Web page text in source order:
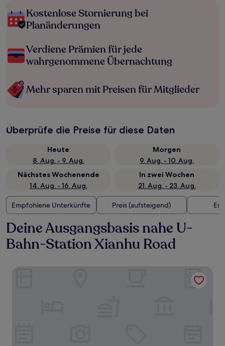
Kostenlose Stornierung bei
Planänderungen
Verdiene Prämien für jede
wahrgenommene Übernachtung
Mehr sparen mit Preisen für Mitglieder
Überprüfe die Preise für diese Daten
Heute
8. Aug. - 9. Aug.
Morgen
9. Aug. - 10. Aug.
Nächstes Wochenende
14. Aug. - 16. Aug.
In zwei Wochen
21. Aug. - 23. Aug.
Empfohlene Unterkünfte Preis (aufsteigend)
Deine Ausgangsbasis nahe U-
Bahn-Station Xianhu Road